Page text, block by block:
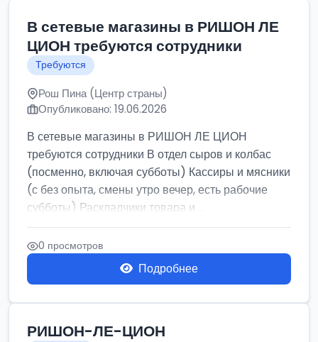
В сетевые магазины в РИШОН ЛЕ
ЦИОН требуются сотрудники
Требуются
Рош Пина (Центр страны)
Опубликовано: 19.06.2026
В сетевые магазины в РИШОН ЛЕ ЦИОН
требуются сотрудники В отдел сыров и колбас
(посменно, включая субботы) Кассиры и мясники
(с без опыта, смены утро вечер, есть рабочие
субботы) Раскладчики товара и ...
0 просмотров
Подробнее
РИШОН-ЛЕ-ЦИОН